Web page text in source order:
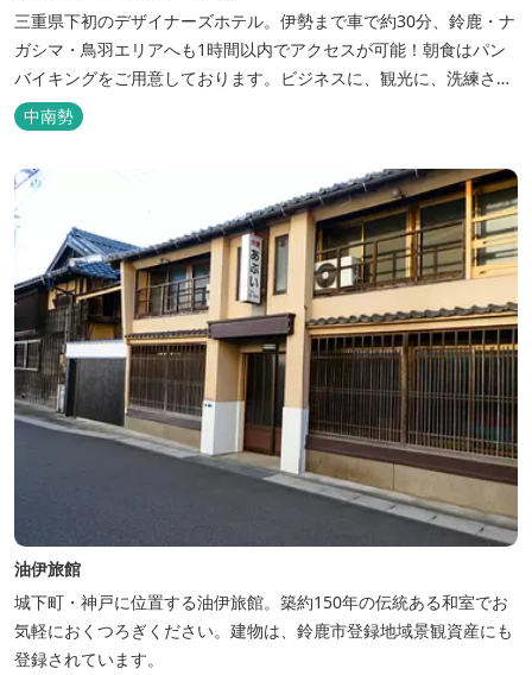
三重県下初のデザイナーズホテル。伊勢まで車で約30分、鈴鹿・ナ
ガシマ・鳥羽エリアへも1時間以内でアクセスが可能！朝食はパン
バイキングをご用意しております。ビジネスに、観光に、洗練され
た空間の中で上質なひとときをお過ごしください。
中南勢
油伊旅館
城下町・神戸に位置する油伊旅館。築約150年の伝統ある和室でお
気軽におくつろぎください。建物は、鈴鹿市登録地域景観資産にも
登録されています。